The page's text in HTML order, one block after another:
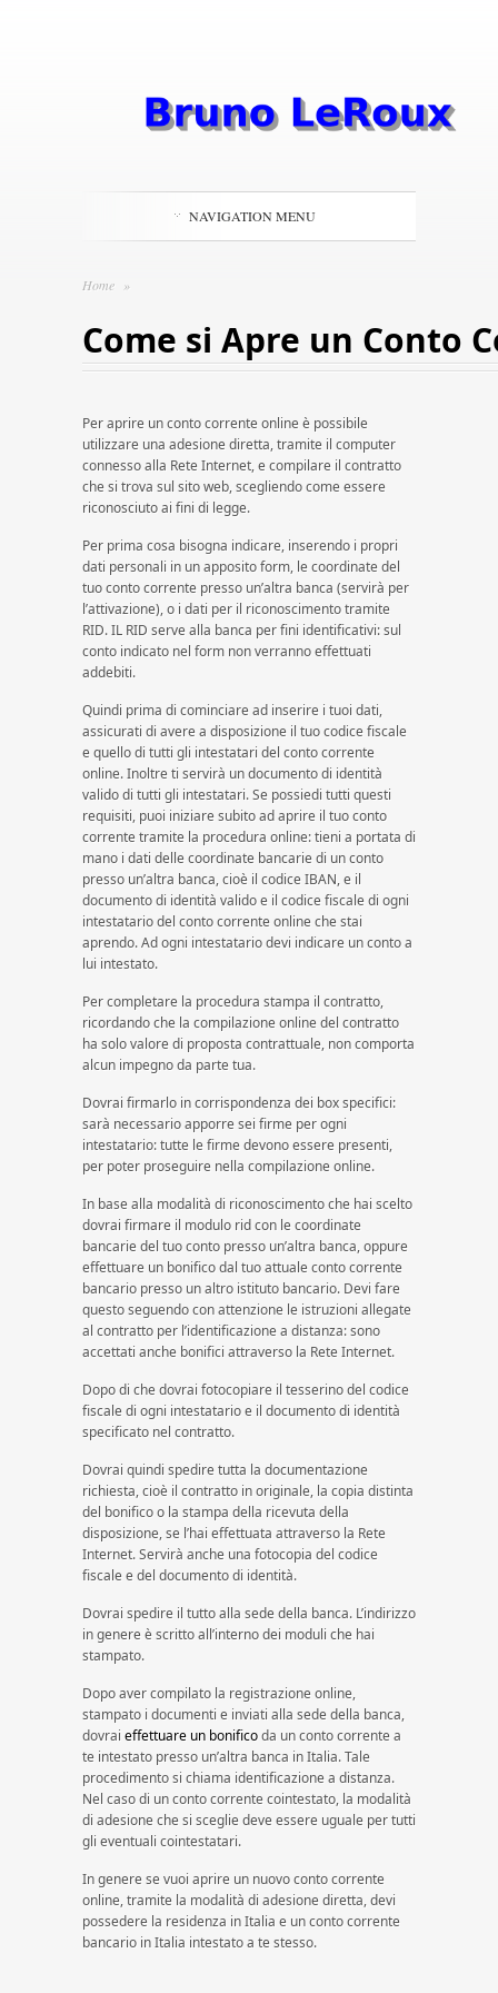
NAVIGATION MENU
Home »
Come si Apre un Conto
Per aprire un conto corrente online è possibile
utilizzare una adesione diretta, tramite il computer
connesso alla Rete Internet, e compilare il contratto
che si trova sul sito web, scegliendo come essere
riconosciuto ai fini di legge.
Per prima cosa bisogna indicare, inserendo i propri
dati personali in un apposito form, le coordinate del
tuo conto corrente presso un’altra banca (servirà per
l’attivazione), o i dati per il riconoscimento tramite
RID. IL RID serve alla banca per fini identificativi: sul
conto indicato nel form non verranno effettuati
addebiti.
Quindi prima di cominciare ad inserire i tuoi dati,
assicurati di avere a disposizione il tuo codice fiscale
e quello di tutti gli intestatari del conto corrente
online. Inoltre ti servirà un documento di identità
valido di tutti gli intestatari. Se possiedi tutti questi
requisiti, puoi iniziare subito ad aprire il tuo conto
corrente tramite la procedura online: tieni a portata di
mano i dati delle coordinate bancarie di un conto
presso un’altra banca, cioè il codice IBAN, e il
documento di identità valido e il codice fiscale di ogni
intestatario del conto corrente online che stai
aprendo. Ad ogni intestatario devi indicare un conto a
lui intestato.
Per completare la procedura stampa il contratto,
ricordando che la compilazione online del contratto
ha solo valore di proposta contrattuale, non comporta
alcun impegno da parte tua.
Dovrai firmarlo in corrispondenza dei box specifici:
sarà necessario apporre sei firme per ogni
intestatario: tutte le firme devono essere presenti,
per poter proseguire nella compilazione online.
In base alla modalità di riconoscimento che hai scelto
dovrai firmare il modulo rid con le coordinate
bancarie del tuo conto presso un’altra banca, oppure
effettuare un bonifico dal tuo attuale conto corrente
bancario presso un altro istituto bancario. Devi fare
questo seguendo con attenzione le istruzioni allegate
al contratto per l’identificazione a distanza: sono
accettati anche bonifici attraverso la Rete Internet.
Dopo di che dovrai fotocopiare il tesserino del codice
fiscale di ogni intestatario e il documento di identità
specificato nel contratto.
Dovrai quindi spedire tutta la documentazione
richiesta, cioè il contratto in originale, la copia distinta
del bonifico o la stampa della ricevuta della
disposizione, se l’hai effettuata attraverso la Rete
Internet. Servirà anche una fotocopia del codice
fiscale e del documento di identità.
Dovrai spedire il tutto alla sede della banca. L’indirizzo
in genere è scritto all’interno dei moduli che hai
stampato.
Dopo aver compilato la registrazione online,
stampato i documenti e inviati alla sede della banca,
dovrai effettuare un bonificoda un conto corrente a
te intestato presso un’altra banca in Italia. Tale
procedimento si chiama identificazione a distanza.
Nel caso di un conto corrente cointestato, la modalità
di adesione che si sceglie deve essere uguale per tutti
gli eventuali cointestatari.
In genere se vuoi aprire un nuovo conto corrente
online, tramite la modalità di adesione diretta, devi
possedere la residenza in Italia e un conto corrente
bancario in Italia intestato a te stesso.